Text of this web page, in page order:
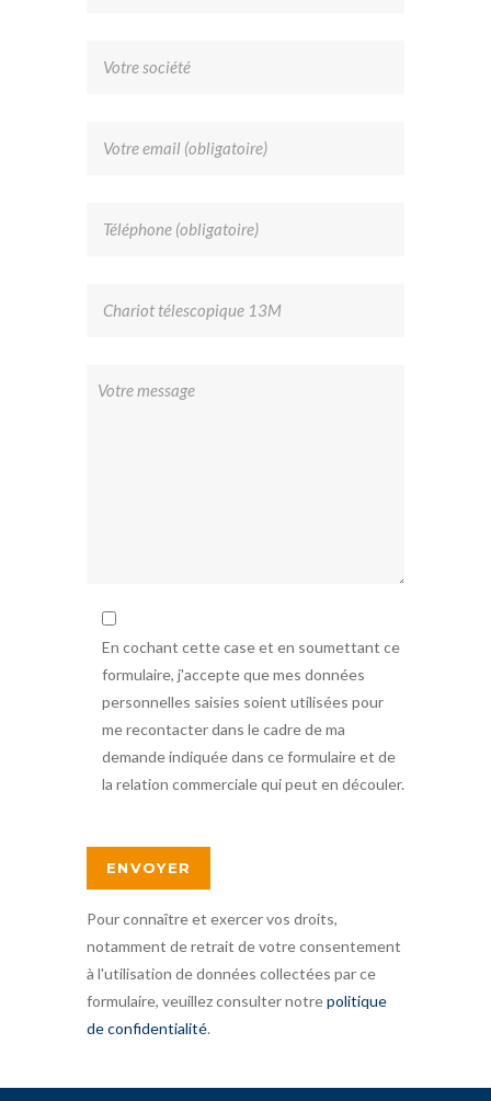
En cochant cette case et en soumettant ce
formulaire, j'accepte que mes données
personnelles saisies soient utilisées pour
me recontacter dans le cadre de ma
demande indiquée dans ce formulaire et de
la relation commerciale qui peut en découler.
Pour connaître et exercer vos droits,
notamment de retrait de votre consentement
à l'utilisation de données collectées par ce
formulaire, veuillez consulter notrepolitique
de confidentialité.